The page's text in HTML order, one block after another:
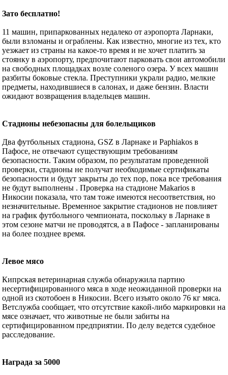
Зато бесплатно!
11 машин, припаркованных недалеко от аэропорта Ларнаки,
были взломаны и ограблены. Как известно, многие из тех, кто
уезжает из страны на какое-то время и не хочет платить за
стоянку в аэропорту, предпочитают парковать свои автомобили
на свободных площадках возле соленого озера. У всех машин
разбиты боковые стекла. Преступники украли радио, мелкие
предметы, находившиеся в салонах, и даже бензин. Власти
ожидают возвращения владельцев машин.
Стадионы небезопасны для болельщиков
Два футбольных стадиона, GSZ в Ларнаке и Paphiakos в
Пафосе, не отвечают существующим требованиям
безопасности. Таким образом, по результатам проведенной
проверки, стадионы не получат необходимые сертификаты
безопасности и будут закрыты до тех пор, пока все требования
не будут выполнены . Проверка на стадионе Makarios в
Никосии показала, что там тоже имеются несоответствия, но
незначительные. Временное закрытие стадионов не повлияет
на график футбольного чемпионата, поскольку в Ларнаке в
этом сезоне матчи не проводятся, а в Пафосе - запланированы
на более позднее время.
Левое мясо
Кипрская ветеринарная служба обнаружила партию
несертифицированного мяса в ходе неожиданной проверки на
одной из скотобоен в Никосии. Всего изъято около 76 кг мяса.
Ветслужба сообщает, что отсутствие какой-либо маркировки на
мясе означает, что животные не были забиты на
сертифицированном предприятии. По делу ведется судебное
расследование.
Награда за 5000